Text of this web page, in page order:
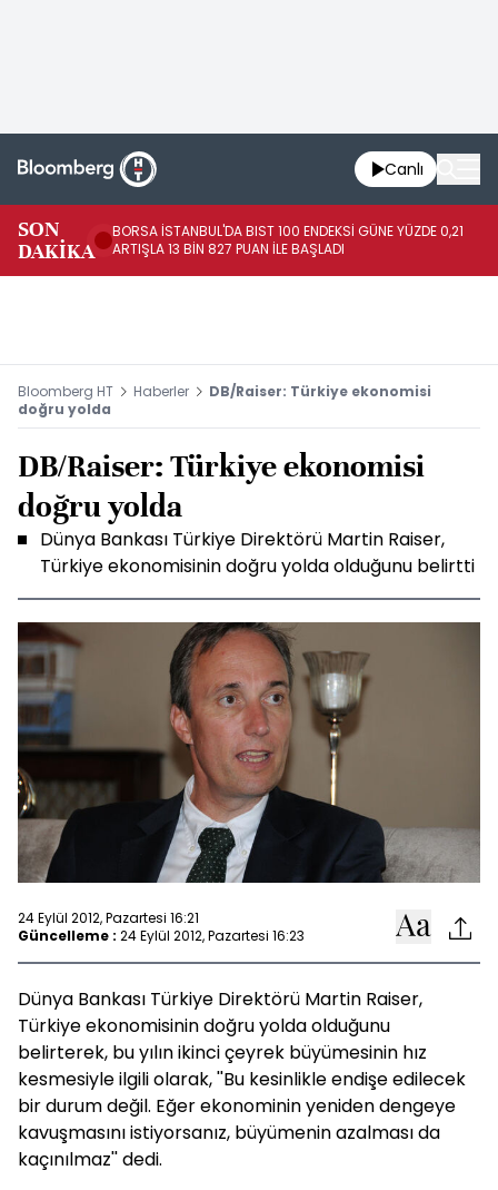
Canlı
SON
DAKİKA
BORSA İSTANBUL'DA BIST 100 ENDEKSİ GÜNE YÜZDE 0,21
ARTIŞLA 13 BİN 827 PUAN İLE BAŞLADI
Bloomberg HT Haberler
DB/Raiser: Türkiye ekonomisi
doğru yolda
DB/Raiser: Türkiye ekonomisi
doğru yolda
Dünya Bankası Türkiye Direktörü Martin Raiser,
Türkiye ekonomisinin doğru yolda olduğunu belirtti
24 Eylül 2012, Pazartesi 16:21
Güncelleme : 24 Eylül 2012, Pazartesi 16:23
Dünya Bankası Türkiye Direktörü Martin Raiser,
Türkiye ekonomisinin doğru yolda olduğunu
belirterek, bu yılın ikinci çeyrek büyümesinin hız
kesmesiyle ilgili olarak, ''Bu kesinlikle endişe edilecek
bir durum değil. Eğer ekonominin yeniden dengeye
kavuşmasını istiyorsanız, büyümenin azalması da
kaçınılmaz'' dedi.